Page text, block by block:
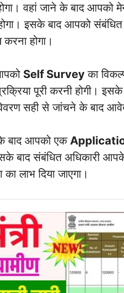
वहां जाने के बाद आपको
इसके बाद आपको संबंधित
होगा।
Self Surveyका
पूरी करनी होगी। इसके
सही से जांचने के बाद
बाद आपको एक
बाद संबंधित अधिकारी
लाभ दिया जाएगा।